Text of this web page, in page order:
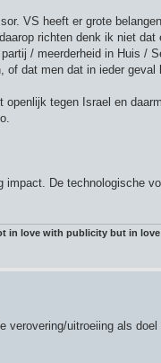
VS heeft er grote
richten denk ik niet
/ meerderheid in Huis /
dat men dat in ieder geval
tegen Israel en
De technologische
in love with publicity but in
verovering/uitroeiing als